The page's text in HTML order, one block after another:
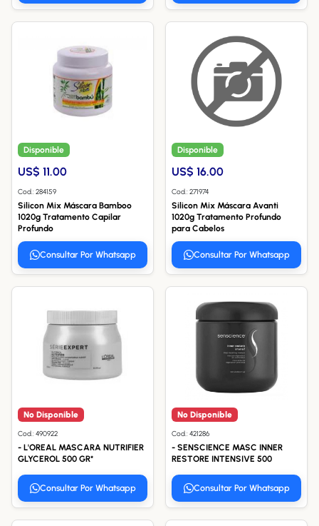
Disponible
US$ 11.00
Cod.: 284159
Silicon Mix Máscara Bamboo
1020g Tratamento Capilar
Profundo
Consultar Por Whatsapp
Disponible
US$ 16.00
Cod.: 271974
Silicon Mix Máscara Avanti
1020g Tratamento Profundo
para Cabelos
Consultar Por Whatsapp
No Disponible
Cod.: 490922
- L'OREAL MASCARA NUTRIFIER
GLYCEROL 500 GR*
Consultar Por Whatsapp
No Disponible
Cod.: 421286
- SENSCIENCE MASC INNER
RESTORE INTENSIVE 500
Consultar Por Whatsapp